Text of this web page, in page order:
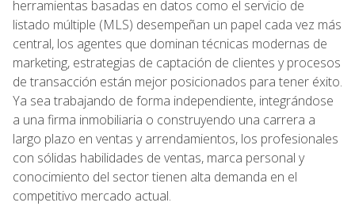
herramientas basadas en datos como el servicio de
listado múltiple (MLS) desempeñan un papel cada vez más
central, los agentes que dominan técnicas modernas de
marketing, estrategias de captación de clientes y procesos
de transacción están mejor posicionados para tener éxito.
Ya sea trabajando de forma independiente, integrándose
a una firma inmobiliaria o construyendo una carrera a
largo plazo en ventas y arrendamientos, los profesionales
con sólidas habilidades de ventas, marca personal y
conocimiento del sector tienen alta demanda en el
competitivo mercado actual.